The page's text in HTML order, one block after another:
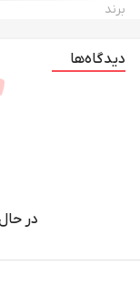
برند
دیدگاه‌ها
در